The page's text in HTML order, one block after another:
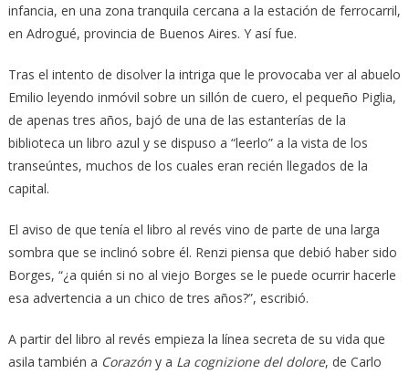
infancia, en una zona tranquila cercana a la estación de ferrocarril,
en Adrogué, provincia de Buenos Aires. Y así fue.
Tras el intento de disolver la intriga que le provocaba ver al abuelo
Emilio leyendo inmóvil sobre un sillón de cuero, el pequeño Piglia,
de apenas tres años, bajó de una de las estanterías de la
biblioteca un libro azul y se dispuso a “leerlo” a la vista de los
transeúntes, muchos de los cuales eran recién llegados de la
capital.
El aviso de que tenía el libro al revés vino de parte de una larga
sombra que se inclinó sobre él. Renzi piensa que debió haber sido
Borges, “¿a quién si no al viejo Borges se le puede ocurrir hacerle
esa advertencia a un chico de tres años?”, escribió.
A partir del libro al revés empieza la línea secreta de su vida que
asila también a Corazóny a La cognizione del dolore, de Carlo